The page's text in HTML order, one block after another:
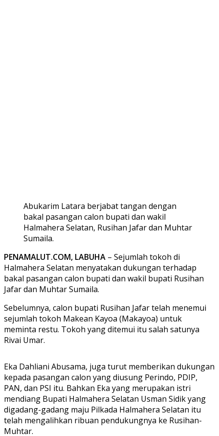
Abukarim Latara berjabat tangan dengan
bakal pasangan calon bupati dan wakil
Halmahera Selatan, Rusihan Jafar dan Muhtar
Sumaila.
PENAMALUT.COM, LABUHA – Sejumlah tokoh di
Halmahera Selatan menyatakan dukungan terhadap
bakal pasangan calon bupati dan wakil bupati Rusihan
Jafar dan Muhtar Sumaila.
Sebelumnya, calon bupati Rusihan Jafar telah menemui
sejumlah tokoh Makean Kayoa (Makayoa) untuk
meminta restu. Tokoh yang ditemui itu salah satunya
Rivai Umar.
Eka Dahliani Abusama, juga turut memberikan dukungan
kepada pasangan calon yang diusung Perindo, PDIP,
PAN, dan PSI itu. Bahkan Eka yang merupakan istri
mendiang Bupati Halmahera Selatan Usman Sidik yang
digadang-gadang maju Pilkada Halmahera Selatan itu
telah mengalihkan ribuan pendukungnya ke Rusihan-
Muhtar.